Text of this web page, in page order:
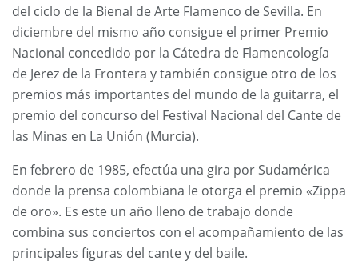
del ciclo de la Bienal de Arte Flamenco de Sevilla. En
diciembre del mismo año consigue el primer Premio
Nacional concedido por la Cátedra de Flamencología
de Jerez de la Frontera y también consigue otro de los
premios más importantes del mundo de la guitarra, el
premio del concurso del Festival Nacional del Cante de
las Minas en La Unión (Murcia).
En febrero de 1985, efectúa una gira por Sudamérica
donde la prensa colombiana le otorga el premio «Zippa
de oro». Es este un año lleno de trabajo donde
combina sus conciertos con el acompañamiento de las
principales figuras del cante y del baile.